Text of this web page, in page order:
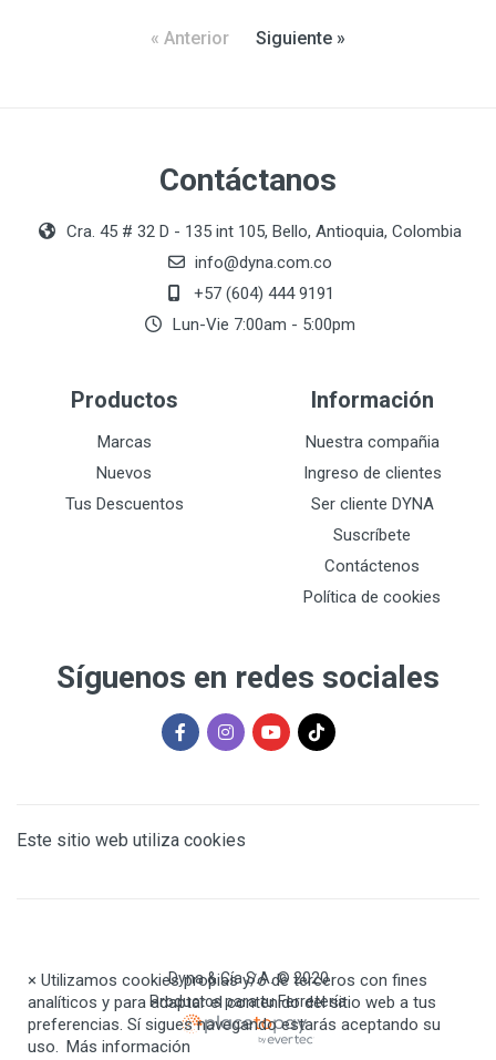
« Anterior Siguiente »
Contáctanos
Cra. 45 # 32 D - 135 int 105, Bello, Antioquia, Colombia
info@dyna.com.co
+57 (604) 444 9191
Lun-Vie 7:00am - 5:00pm
Productos
Marcas
Nuevos
Tus Descuentos
Información
Nuestra compañia
Ingreso de clientes
Ser cliente DYNA
Suscríbete
Contáctenos
Política de cookies
Síguenos en redes sociales
Este sitio web utiliza cookies
Dyna & Cía S.A. © 2020
Productos para tu Ferretería
× Utilizamos cookies propias y/o de terceros con fines
analíticos y para adaptar el contenido del sitio web a tus
preferencias. Sí sigues navegando estarás aceptando su
uso. Más información